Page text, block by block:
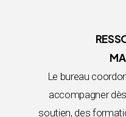
Le bureau
accompagner
soutien, des